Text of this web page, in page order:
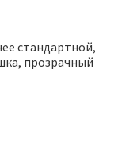
стандартной,
прозрачный